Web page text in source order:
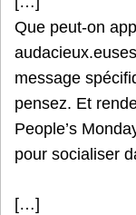
Que peut-on
message
pensez. Et
People’s
pour socialiser
[…]